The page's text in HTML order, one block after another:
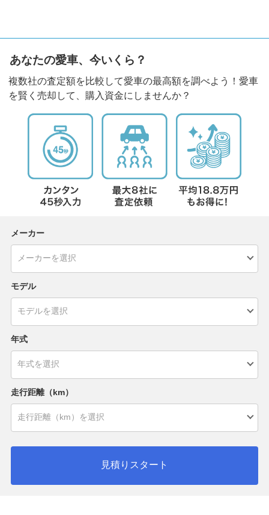
あなたの愛車、今いくら？
複数社の査定額を比較して愛車の最高額を調べよう！愛車
を賢く売却して、購入資金にしませんか？
メーカー
モデル
年式
走行距離（km）
見積りスタート